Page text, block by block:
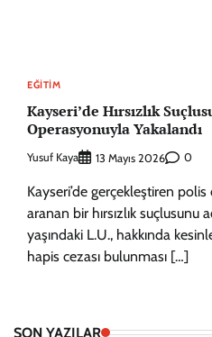
EĞITIM
Kayseri’de Hırsızlık
Operasyonuyla Yakalandı
Yusuf Kaya 13 Mayıs 2026 0
Kayseri’de gerçekleştiren
aranan bir hırsızlık
yaşındaki L.U., hakkında
hapis cezası bulunması […]
SON YAZILAR